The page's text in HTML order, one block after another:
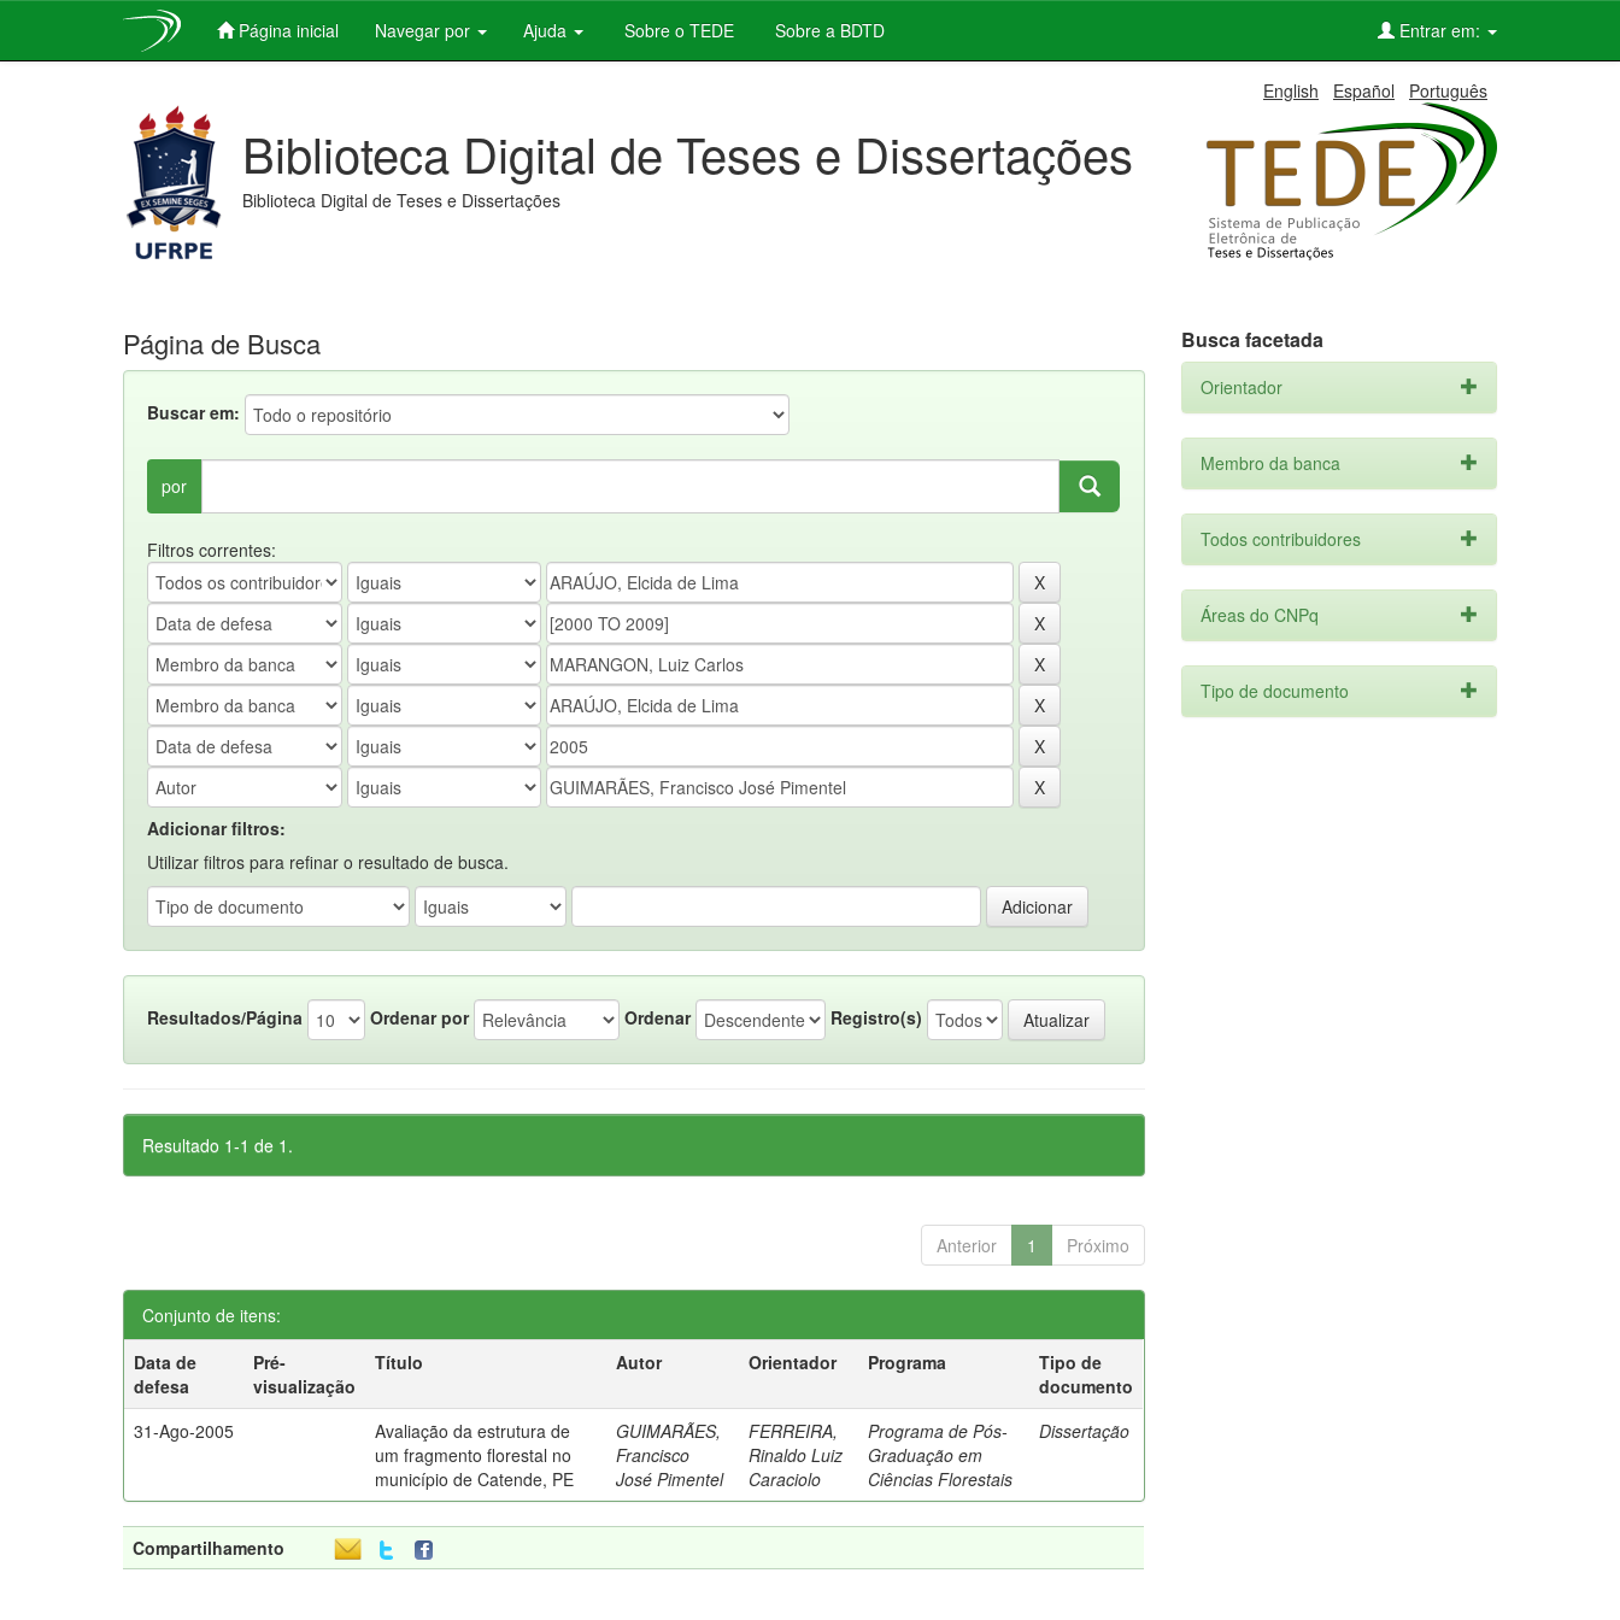
Página inicial Navegar por Ajuda Sobre o TEDE Sobre a BDTD Entrar em:
English Español Português
Biblioteca Digital de Teses e Dissertações
Biblioteca Digital de Teses e Dissertações
Página de Busca
Buscar em:
por
Filtros correntes:
Adicionar filtros:
Utilizar filtros para refinar o resultado de busca.
Resultados/Página Ordenar por Ordenar Registro(s)
Resultado 1-1 de 1.
Anterior 1 Próximo
Conjunto de itens:
Data de
defesa
Pré-
visualização
Título Autor Orientador Programa
Tipo de
documento
31-Ago-2005
Avaliação da estrutura de
um fragmento florestal no
município de Catende, PE
GUIMARÃES,
Francisco
José Pimentel
FERREIRA,
Rinaldo Luiz
Caraciolo
Programa de Pós-
Graduação em
Ciências Florestais
Dissertação
Compartilhamento
Busca facetada
Orientador
Membro da banca
Todos contribuidores
Áreas do CNPq
Tipo de documento